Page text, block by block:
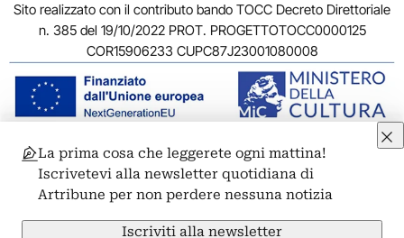
Sito realizzato con il contributo bando TOCC Decreto Direttoriale
n. 385 del 19/10/2022 PROT. PROGETTOTOCC0000125
COR15906233 CUPC87J23001080008
© 2011-2026 ARTRIBUNE srl – Corso Vittorio Emanuele II, 287 –
00186 Roma - P.I. 11381581005
Privacy: Responsabile della protezione dei dati personali
ARTRIBUNE srl – Corso Vittorio Emanuele II, 287 – 00186 Roma
La prima cosa che leggerete ogni mattina!
Iscrivetevi alla newsletter quotidiana di
Artribune per non perdere nessuna notizia
Iscriviti alla newsletter